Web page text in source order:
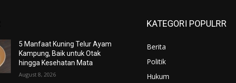
5 Manfaat Kuning Telur Ayam
Kampung, Baik untuk Otak
hingga Kesehatan Mata
August 8, 2026
KATEGORI POPULRR
Berita
Politik
Hukum